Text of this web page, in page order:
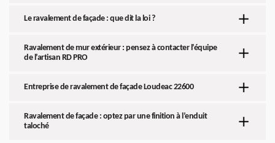
Le ravalement de façade : que dit la loi ?
Ravalement de mur extérieur : pensez à contacter l’équipe
de l’artisan RD PRO
Entreprise de ravalement de façade Loudeac 22600
Ravalement de façade : optez par une finition à l’enduit
taloché